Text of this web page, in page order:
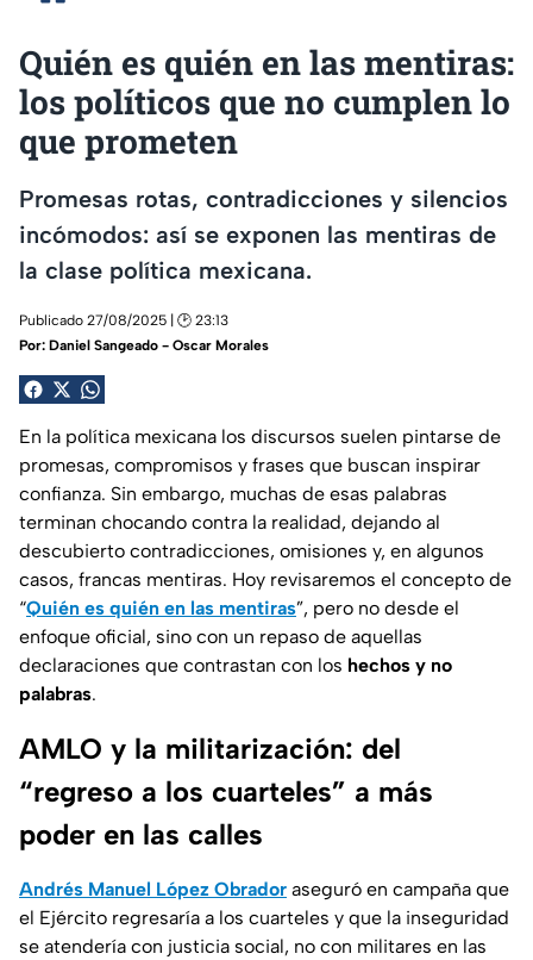
Quién es quién en las mentiras:
los políticos que no cumplen lo
que prometen
Promesas rotas, contradicciones y silencios
incómodos: así se exponen las mentiras de
la clase política mexicana.
Publicado 27/08/2025 | 🕑 23:13
Por: Daniel Sangeado - Oscar Morales
En la política mexicana los discursos suelen pintarse de
promesas, compromisos y frases que buscan inspirar
confianza. Sin embargo, muchas de esas palabras
terminan chocando contra la realidad, dejando al
descubierto contradicciones, omisiones y, en algunos
casos, francas mentiras. Hoy revisaremos el concepto de
“Quién es quién en las mentiras”, pero no desde el
enfoque oficial, sino con un repaso de aquellas
declaraciones que contrastan con los hechos y no
palabras.
AMLO y la militarización: del
“regreso a los cuarteles” a más
poder en las calles
Andrés Manuel López Obrador aseguró en campaña que
el Ejército regresaría a los cuarteles y que la inseguridad
se atendería con justicia social, no con militares en las